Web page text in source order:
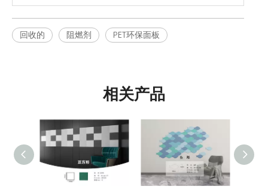
回收的 阻燃剂 PET环保面板
相关产品